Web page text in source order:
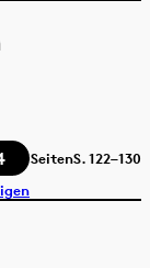
SeitenS.122–130